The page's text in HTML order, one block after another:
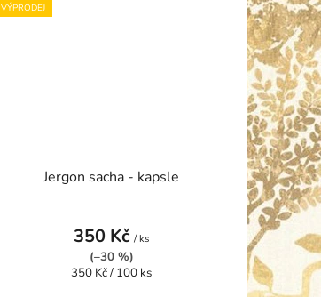
VÝPRODEJ
Jergon sacha - kapsle
350 Kč/ ks
(–30 %)
Měrná
350 Kč / 100 ks